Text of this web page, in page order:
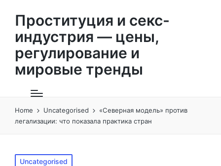
Проституция и секс-
индустрия — цены,
регулирование и
мировые тренды
Home Uncategorised
«Северная модель» против
легализации: что показала практика стран
Posted
Uncategorised